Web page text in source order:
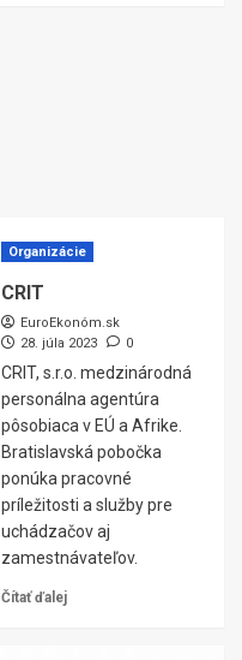
Organizácie
CRIT
EuroEkonóm.sk
28. júla 2023
0
CRIT, s.r.o. medzinárodná
personálna agentúra
pôsobiaca v EÚ a Afrike.
Bratislavská pobočka
ponúka pracovné
príležitosti a služby pre
uchádzačov aj
zamestnávateľov.
Čítať ďalej